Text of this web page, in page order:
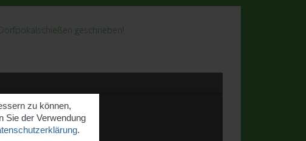
zu können,
Sie der Verwendung
.
geschrieben!